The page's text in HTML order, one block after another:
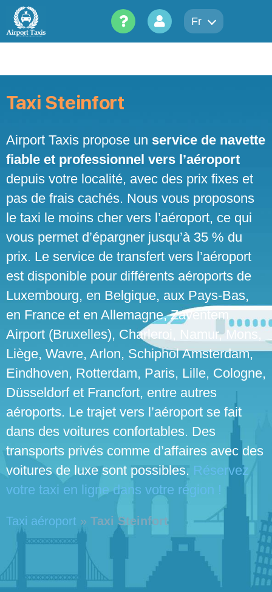
content
Fr
Taxi Steinfort
Airport Taxis propose un service de navette
fiable et professionnel vers l’aéroport
depuis votre localité, avec des prix fixes et
pas de frais cachés. Nous vous proposons
le taxi le moins cher vers l’aéroport, ce qui
vous permet d’épargner jusqu’à 35 % du
prix. Le service de transfert vers l’aéroport
est disponible pour différents aéroports de
Luxembourg, en Belgique, aux Pays-Bas,
en France et en Allemagne, Zaventem
Airport (Bruxelles), Charleroi, Namur, Mons,
Liège, Wavre, Arlon, Schiphol Amsterdam,
Eindhoven, Rotterdam, Paris, Lille, Cologne,
Düsseldorf et Francfort, entre autres
aéroports. Le trajet vers l’aéroport se fait
dans des voitures confortables. Des
transports privés comme d’affaires avec des
voitures de luxe sont possibles. Réservez
votre taxi en ligne dans votre région !
Taxi aéroport » Taxi Steinfort